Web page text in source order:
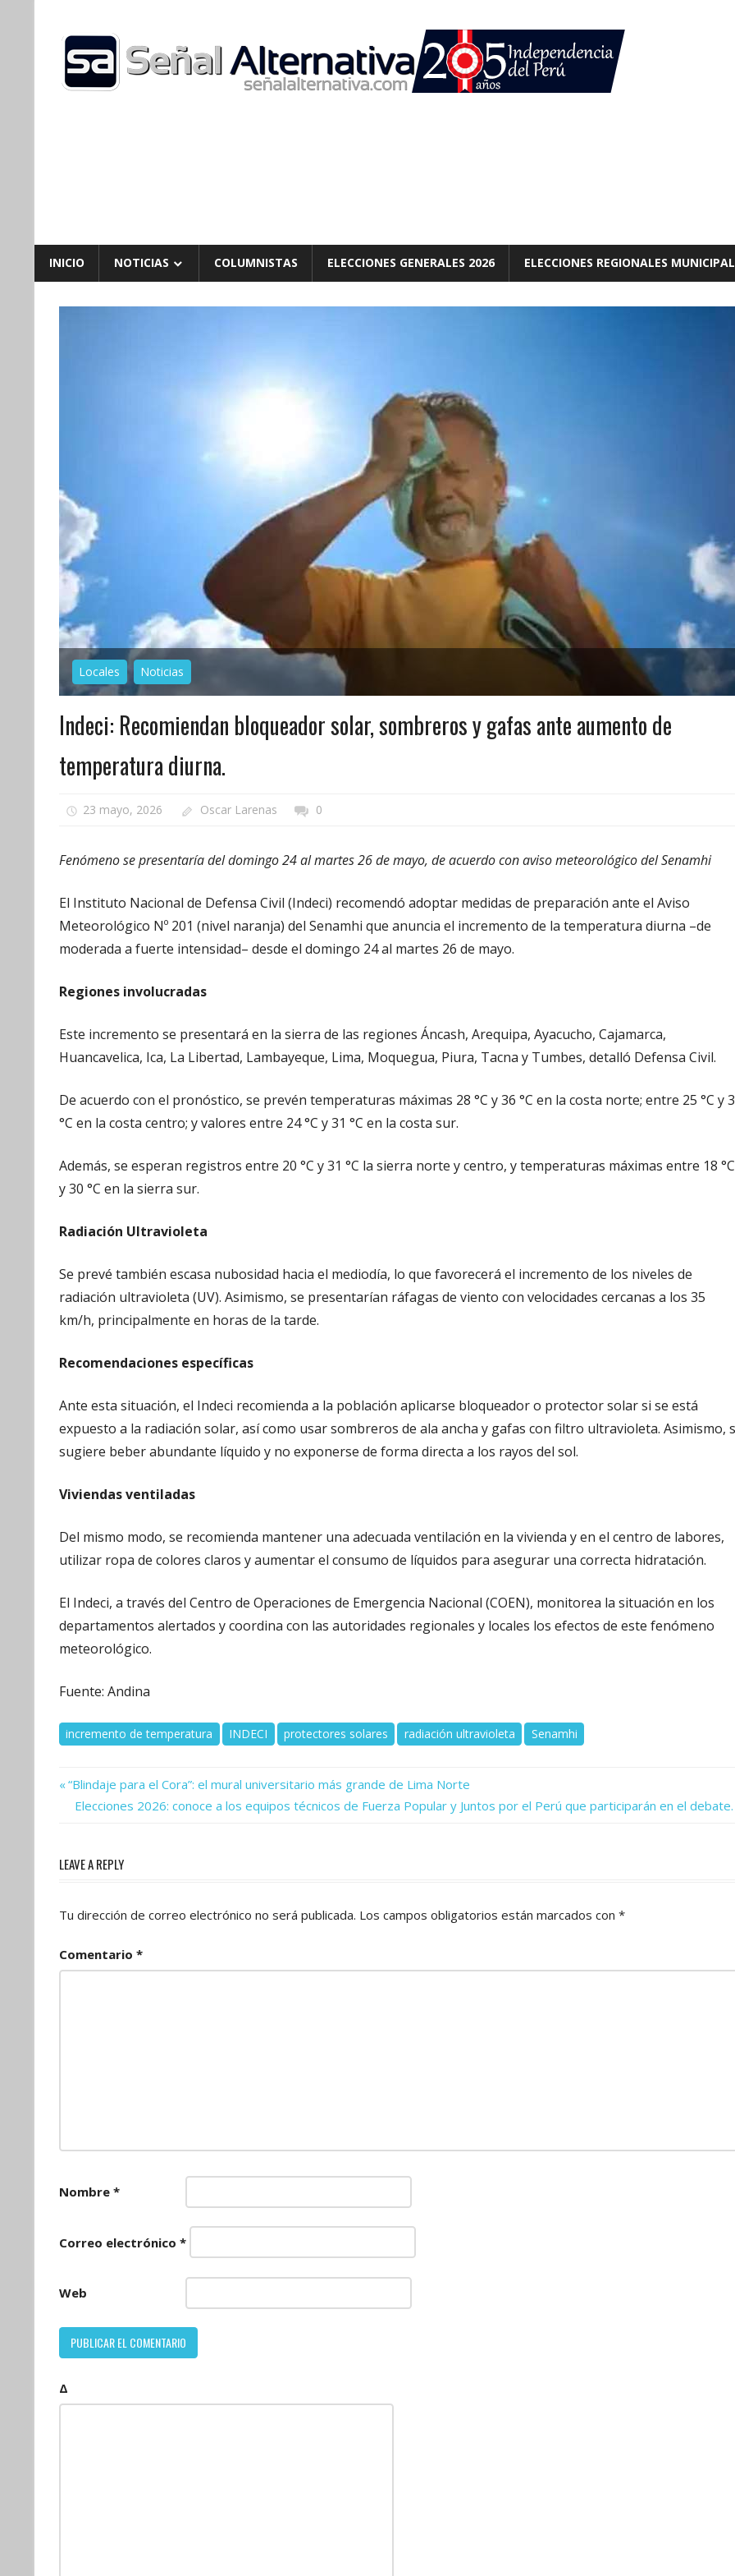
content
INICIO NOTICIAS COLUMNISTAS ELECCIONES GENERALES 2026 ELECCIONES REGIONALES
Locales Noticias
Indeci: Recomiendan bloqueador solar, sombreros y gafas ante aumento de
temperatura diurna.
23 mayo, 2026 Oscar Larenas 0
Fenómeno se presentaría del domingo 24 al martes 26 de mayo, de acuerdo con aviso meteorológico del Senamhi
El Instituto Nacional de Defensa Civil (Indeci) recomendó adoptar medidas de preparación ante el Aviso
Meteorológico Nº 201 (nivel naranja) del Senamhi que anuncia el incremento de la temperatura diurna –de
moderada a fuerte intensidad– desde el domingo 24 al martes 26 de mayo.
Regiones involucradas
Este incremento se presentará en la sierra de las regiones Áncash, Arequipa, Ayacucho, Cajamarca,
Huancavelica, Ica, La Libertad, Lambayeque, Lima, Moquegua, Piura, Tacna y Tumbes, detalló Defensa Civil.
De acuerdo con el pronóstico, se prevén temperaturas máximas 28 °C y 36 °C en la costa norte; entre 25 °C y
°C en la costa centro; y valores entre 24 °C y 31 °C en la costa sur.
Además, se esperan registros entre 20 °C y 31 °C la sierra norte y centro, y temperaturas máximas entre 18 °C
y 30 °C en la sierra sur.
Radiación Ultravioleta
Se prevé también escasa nubosidad hacia el mediodía, lo que favorecerá el incremento de los niveles de
radiación ultravioleta (UV). Asimismo, se presentarían ráfagas de viento con velocidades cercanas a los 35
km/h, principalmente en horas de la tarde.
Recomendaciones específicas
Ante esta situación, el Indeci recomienda a la población aplicarse bloqueador o protector solar si se está
expuesto a la radiación solar, así como usar sombreros de ala ancha y gafas con filtro ultravioleta. Asimismo,
sugiere beber abundante líquido y no exponerse de forma directa a los rayos del sol.
Viviendas ventiladas
Del mismo modo, se recomienda mantener una adecuada ventilación en la vivienda y en el centro de labores,
utilizar ropa de colores claros y aumentar el consumo de líquidos para asegurar una correcta hidratación.
El Indeci, a través del Centro de Operaciones de Emergencia Nacional (COEN), monitorea la situación en los
departamentos alertados y coordina con las autoridades regionales y locales los efectos de este fenómeno
meteorológico.
Fuente: Andina
incremento de temperatura INDECI protectores solares radiación ultravioleta Senamhi
Navegación
Previous
Post:
“Blindaje para el Cora”: el mural universitario más grande de Lima Norte
Next
Elecciones 2026: conoce a los equipos técnicos de Fuerza Popular y Juntos por el Perú que participarán en el debate.
LEAVE A REPLY
Tu dirección de correo electrónico no será publicada. Los campos obligatorios están marcados con *
Comentario *
Nombre *
Correo electrónico *
Web
Δ